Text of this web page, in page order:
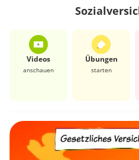
Videos
anschauen
Übungen
starten